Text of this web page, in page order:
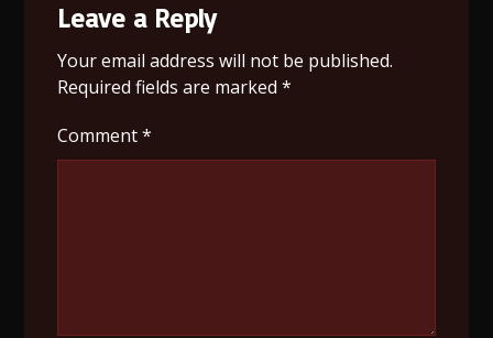
Leave a Reply
Your email address will not be published.
Required fields are marked*
Comment*